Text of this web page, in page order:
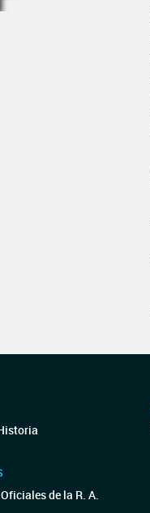
de la R. A.